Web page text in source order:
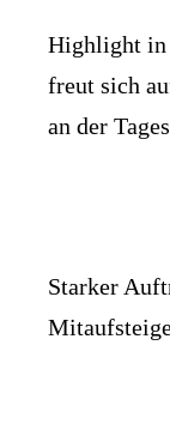
Highlight in
freut sich
an der
Starker